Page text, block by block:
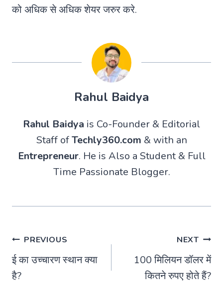
को अधिक से अधिक शेयर जरुर करे.
Rahul Baidya
Rahul Baidya is Co-Founder & Editorial
Staff ofTechly360.com & with an
Entrepreneur. He is Also a Student & Full
Time Passionate Blogger.
Post
navigation
PREVIOUS
ई का उच्चारण स्थान क्या
है?
NEXT
100 मिलियन डॉलर में
कितने रुपए होते हैं?